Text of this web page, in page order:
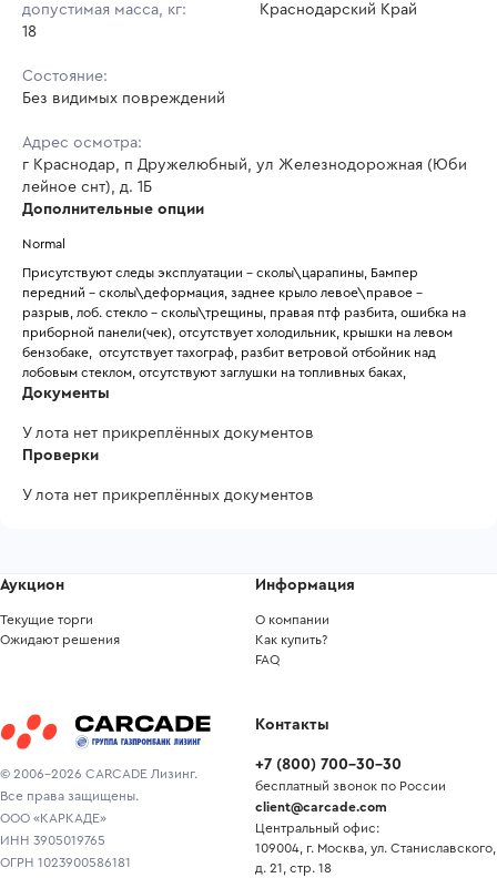
допустимая масса, кг:
18
Краснодарский Край
Состояние:
Без видимых повреждений
Адрес осмотра:
г Краснодар, п Дружелюбный, ул Железнодорожная (Юби
лейное снт), д. 1Б
Дополнительные опции
Normal
Присутствуют следы эксплуатации - сколы\царапины, Бампер
передний - сколы\деформация, заднее крыло левое\правое -
разрыв, лоб. стекло - сколы\трещины, правая птф разбита, ошибка на
приборной панели(чек), отсутствует холодильник, крышки на левом
бензобаке,  отсутствует тахограф, разбит ветровой отбойник над
лобовым стеклом, отсутствуют заглушки на топливных баках,
Документы
У лота нет прикреплённых документов
Проверки
У лота нет прикреплённых документов
© 2006-2026 CARCADE Лизинг.
Все права защищены.
ООО «КАРКАДЕ»
ИНН 3905019765
ОГРН 1023900586181
Аукцион
Текущие торги
Ожидают решения
Информация
О компании
Как купить?
FAQ
Контакты
+7 (800) 700-30-30
бесплатный звонок по России
client@carcade.com
Центральный офис:
109004, г. Москва, ул. Станиславского,
д. 21, стр. 18